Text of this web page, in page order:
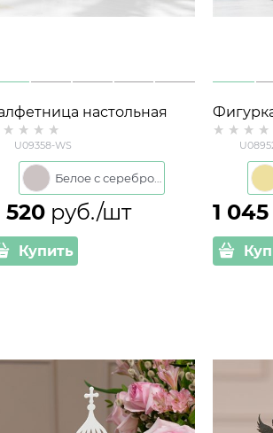
настольная
U09358 полистоун
10 см цв.белый с
U09358-WS
Белое с серебром
520 руб./шт
Купить
Птичка U08952-GW
полистоун h=
1 045